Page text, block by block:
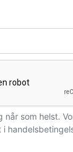
når som helst.